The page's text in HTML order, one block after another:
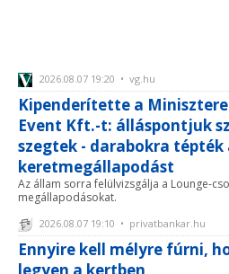
2026.08.07 19:20 • vg.hu
Kipenderítette a
Event Kft.-t: álláspontjuk
szegtek - darabokra tépték
keretmegállapodást
Az állam sorra felülvizsgálja a Lounge-
megállapodásokat.
2026.08.07 19:10 • privatbankar.hu
Ennyire kell mélyre fúrni,